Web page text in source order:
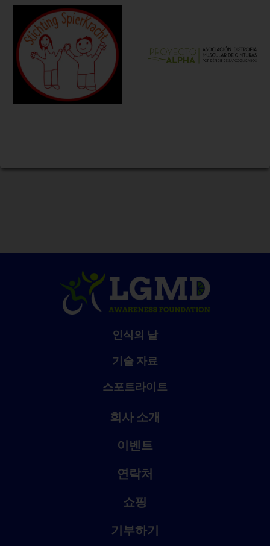
인식의 날
기술 자료
스포트라이트
회사 소개
이벤트
연락처
쇼핑
기부하기